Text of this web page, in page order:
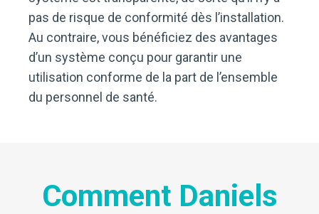
pas de risque de conformité dès l’installation.
Au contraire, vous bénéficiez des avantages
d’un système conçu pour garantir une
utilisation conforme de la part de l’ensemble
du personnel de santé.
Comment Daniels